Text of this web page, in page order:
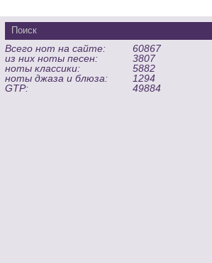
Всего нот на сайте:
60867
из них ноты песен:
3807
ноты классики:
5882
ноты джаза и блюза:
1294
GTP:
49884